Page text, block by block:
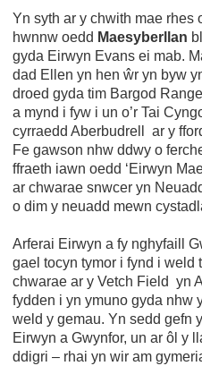
Yn syth ar y chwith mae rhes
hwnnw oedd Maesyberllan
gyda Eirwyn Evans ei mab.
dad Ellen yn hen ŵr yn byw
droed gyda tim Bargod
a mynd i fyw i un o’r Tai
cyrraedd Aberbudrell ar y
Fe gawson nhw ddwy o
ffraeth iawn oedd ‘Eirwyn
ar chwarae snwcer yn
o dim y neuadd
Arferai Eirwyn a fy nghyfaill
gael tocyn tymor i fynd i weld
chwarae ar y Vetch Field yn
fydden i yn ymuno gyda nhw
weld y gemau. Yn sedd gefn
Eirwyn a Gwynfor, un ar ôl y
ddigri – rhai yn wir am